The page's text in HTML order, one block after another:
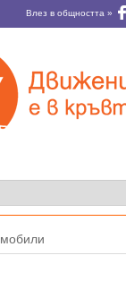
Влез в общността »